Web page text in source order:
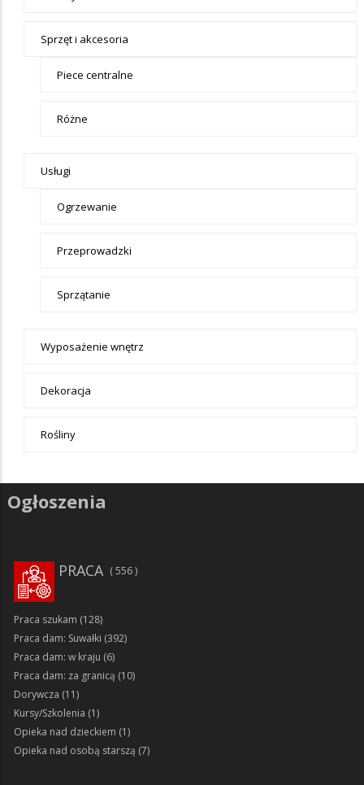
Sprzęt i akcesoria
Piece centralne
Różne
Usługi
Ogrzewanie
Przeprowadzki
Sprzątanie
Wyposażenie wnętrz
Dekoracja
Rośliny
Ogłoszenia
PRACA 556
Praca szukam (128)
Praca dam: Suwałki (392)
Praca dam: w kraju (6)
Praca dam: za granicą (10)
Dorywcza (11)
Kursy/Szkolenia (1)
Opieka nad dzieckiem (1)
Opieka nad osobą starszą (7)